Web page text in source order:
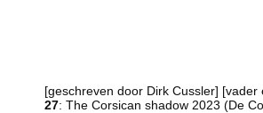
[geschreven door Dirk Cussler]
27: The Corsican shadow 2023 (De